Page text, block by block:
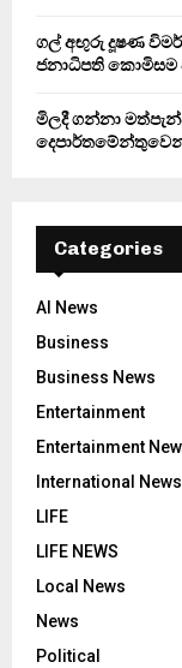
ගල් අඟුරු දූෂණ
ජනාධිපති කොමිසම
මිලදී ගන්නා
Categories
AI News
Business
Business News
Entertainment
Entertainment
International News
LIFE
LIFE NEWS
Local News
News
Political